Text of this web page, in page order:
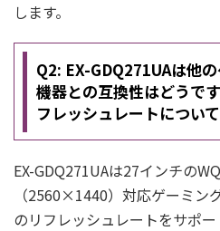
します。
Q2: EX-GDQ271UAは他
機器との互換性はどうで
フレッシュレートについ
EX-GDQ271UAは27インチの
（2560×1440）対応ゲーミン
のリフレッシュレートをサポ